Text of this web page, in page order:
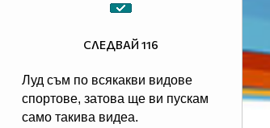
Луд съм по всякакви видове
спортове, затова ще ви пускам
само такива видеа.
СЛЕДВАЙ 116